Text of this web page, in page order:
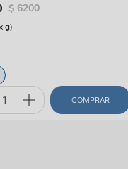
$ 6200
g)
COMPRAR